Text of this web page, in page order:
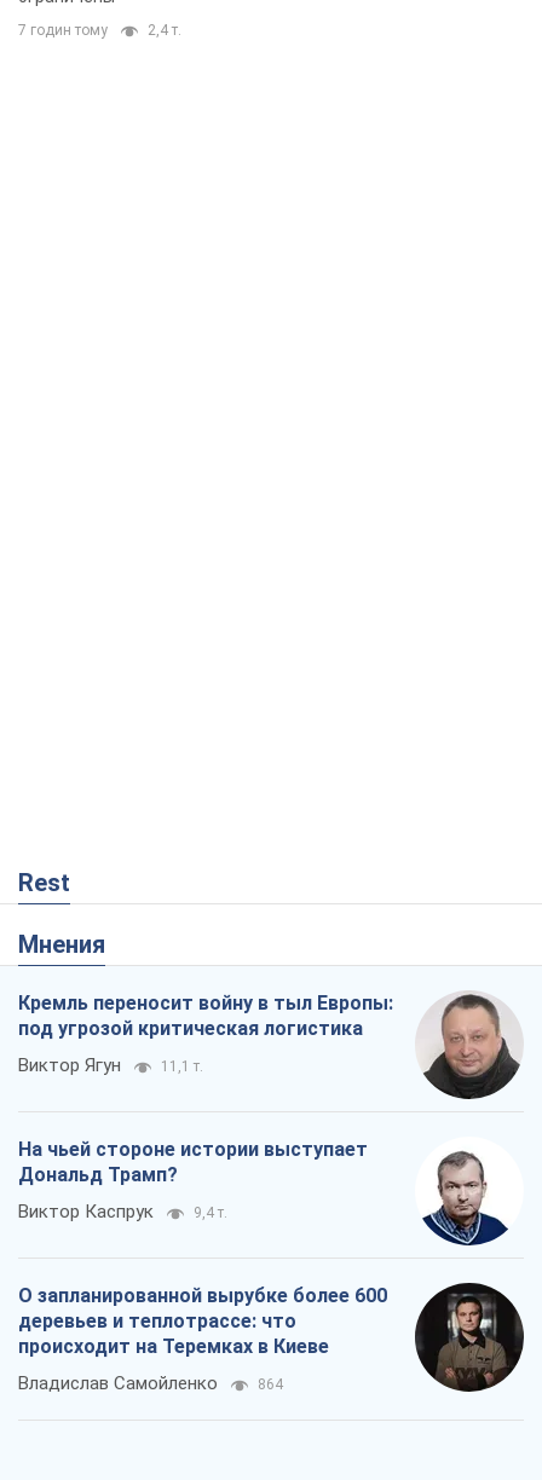
7 годин тому 2,4 т.
Rest
Мнения
Кремль переносит войну в тыл Европы:
под угрозой критическая логистика
Виктор Ягун 11,1 т.
На чьей стороне истории выступает
Дональд Трамп?
Виктор Каспрук 9,4 т.
О запланированной вырубке более 600
деревьев и теплотрассе: что
происходит на Теремках в Киеве
Владислав Самойленко 864